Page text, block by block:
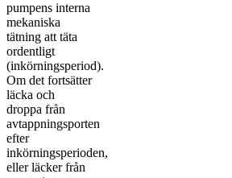
pumpens interna
mekaniska
tätning att täta
ordentligt
(inkörningsperiod).
Om det fortsätter
läcka och
droppa från
avtappningsporten
efter
inkörningsperioden,
eller läcker från